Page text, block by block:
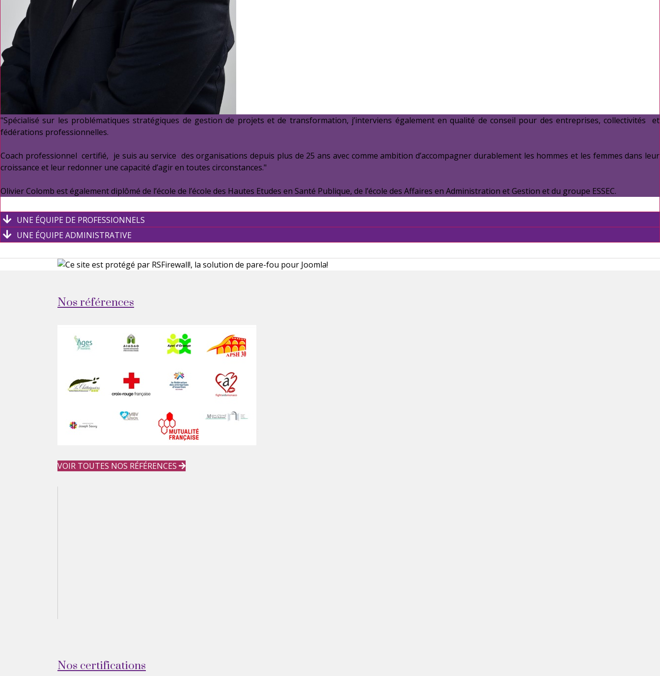
"Spécialisé sur les problématiques stratégiques de gestion de projets et de transformation, j’interviens également en qualité de conseil pour des entreprises, collectivités et
fédérations professionnelles.
Coach professionnel certifié, je suis au service des organisations depuis plus de 25 ans avec comme ambition d’accompagner durablement les hommes et les femmes dans leur
croissance et leur redonner une capacité d’agir en toutes circonstances."
Olivier Colomb est également diplômé de l’école de l’école des Hautes Etudes en Santé Publique, de l’école des Affaires en Administration et Gestion et du groupe ESSEC.
UNE ÉQUIPE DE PROFESSIONNELS
UNE ÉQUIPE ADMINISTRATIVE
Nos références
VOIR TOUTES NOS RÉFÉRENCES
Nos certifications